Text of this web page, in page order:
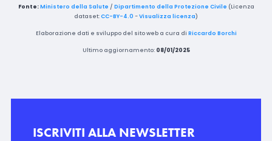
Fonte: Ministero della Salute / Dipartimento della Protezione Civile (Licenza
dataset:CC-BY-4.0 -Visualizza licenza)
Elaborazione dati e sviluppo del sito web a cura di Riccardo Borchi
Ultimo aggiornamento: 08/01/2025
ISCRIVITI ALLA NEWSLETTER